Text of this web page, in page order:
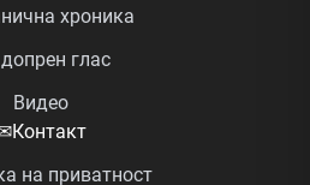
хроника
глас
Видео
Контакт
на приватност